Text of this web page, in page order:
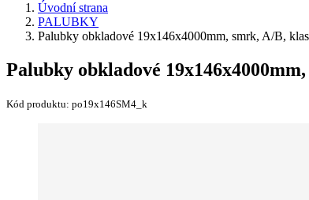
Úvodní strana
PALUBKY
Palubky obkladové 19x146x4000mm, smrk, A/B,
Palubky obkladové
Kód produktu: po19x146SM4_k